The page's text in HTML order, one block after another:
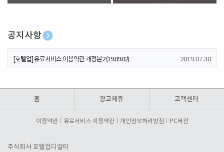
폰 증정
공지사항
[호텔업] 개인정보 처리방침 개정본1 (19.09.02)
[호텔업] 유료서비스 이용약관 개정본2 (19.09.02) 2019.07.30
홈 광고제휴 고객센터
이용약관 유료서비스 이용약관 개인정보처리방침 PC버전
주식회사 호텔업디알티